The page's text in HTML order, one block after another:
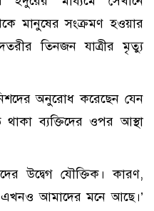
মানুষের সংক্রমণ হওয়ার
তিনজন যাত্রীর মৃত্যু
অনুরোধ করেছেন যেন
থাকা ব্যক্তিদের ওপর আস্থা
উদ্বেগ যৌক্তিক। কারণ,
এখনও আমাদের মনে আছে।’